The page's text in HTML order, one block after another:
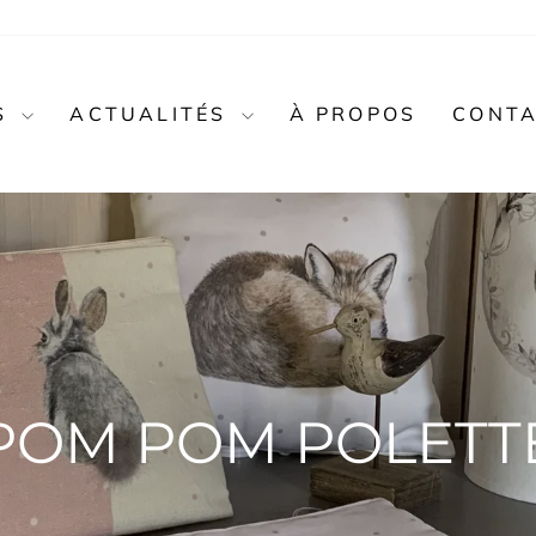
ACTUALITÉS À PROPOS
POM